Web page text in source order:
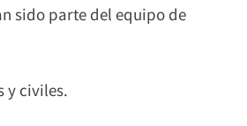
sido parte del equipo de
y civiles.